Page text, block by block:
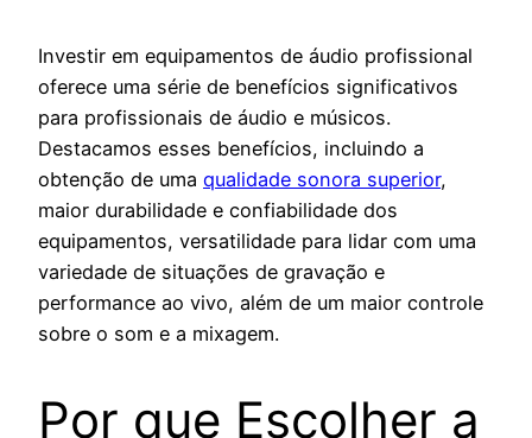
Investir em equipamentos de áudio profissional
oferece uma série de benefícios significativos
para profissionais de áudio e músicos.
Destacamos esses benefícios, incluindo a
obtenção de uma qualidade sonora superior,
maior durabilidade e confiabilidade dos
equipamentos, versatilidade para lidar com uma
variedade de situações de gravação e
performance ao vivo, além de um maior controle
sobre o som e a mixagem.
Por que Escolher a